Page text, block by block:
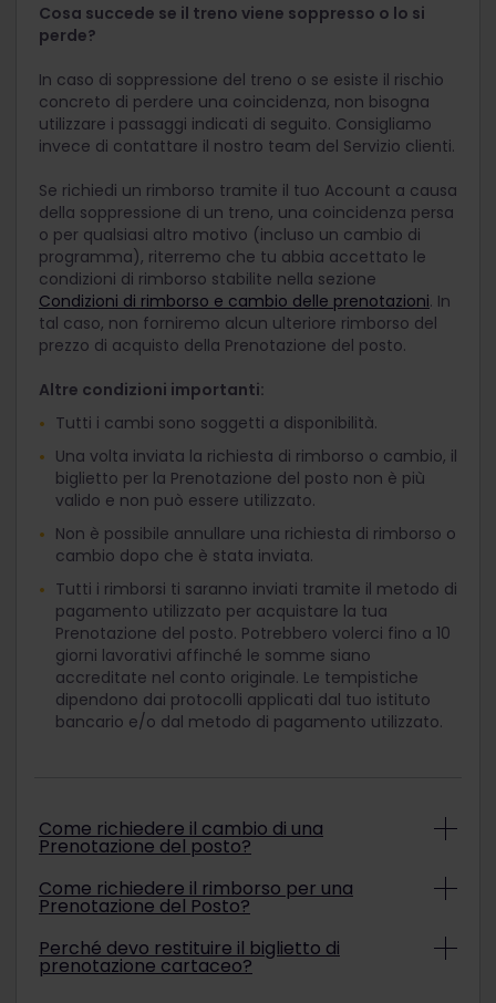
Cosa succede se il treno viene soppresso o lo si
perde?
In caso di soppressione del treno o se esiste il rischio
concreto di perdere una coincidenza, non bisogna
utilizzare i passaggi indicati di seguito. Consigliamo
invece di contattare il nostro team del Servizio clienti.
Se richiedi un rimborso tramite il tuo Account a causa
della soppressione di un treno, una coincidenza persa
o per qualsiasi altro motivo (incluso un cambio di
programma), riterremo che tu abbia accettato le
condizioni di rimborso stabilite nella sezione
Condizioni di rimborso e cambio delle prenotazioni. In
tal caso, non forniremo alcun ulteriore rimborso del
prezzo di acquisto della Prenotazione del posto.
Altre condizioni importanti:
Tutti i cambi sono soggetti a disponibilità.
Una volta inviata la richiesta di rimborso o cambio, il
biglietto per la Prenotazione del posto non è più
valido e non può essere utilizzato.
Non è possibile annullare una richiesta di rimborso o
cambio dopo che è stata inviata.
Tutti i rimborsi ti saranno inviati tramite il metodo di
pagamento utilizzato per acquistare la tua
Prenotazione del posto. Potrebbero volerci fino a 10
giorni lavorativi affinché le somme siano
accreditate nel conto originale. Le tempistiche
dipendono dai protocolli applicati dal tuo istituto
bancario e/o dal metodo di pagamento utilizzato.
Come richiedere il cambio di una
Prenotazione del posto?
Se la tua Prenotazione del posto è modificabile, la
procedura da seguire è determinata dalla
Per i treniEurostar, è necessario accedere al
sito web di Eurostar > poi su Gestisci la
Come richiedere il rimborso per una
Prenotazione del Posto?
Non seguire questa procedura di rimborso se il
treno è stato soppresso, o se lo perderai a causa
Perché devo restituire il biglietto di
prenotazione cartaceo?